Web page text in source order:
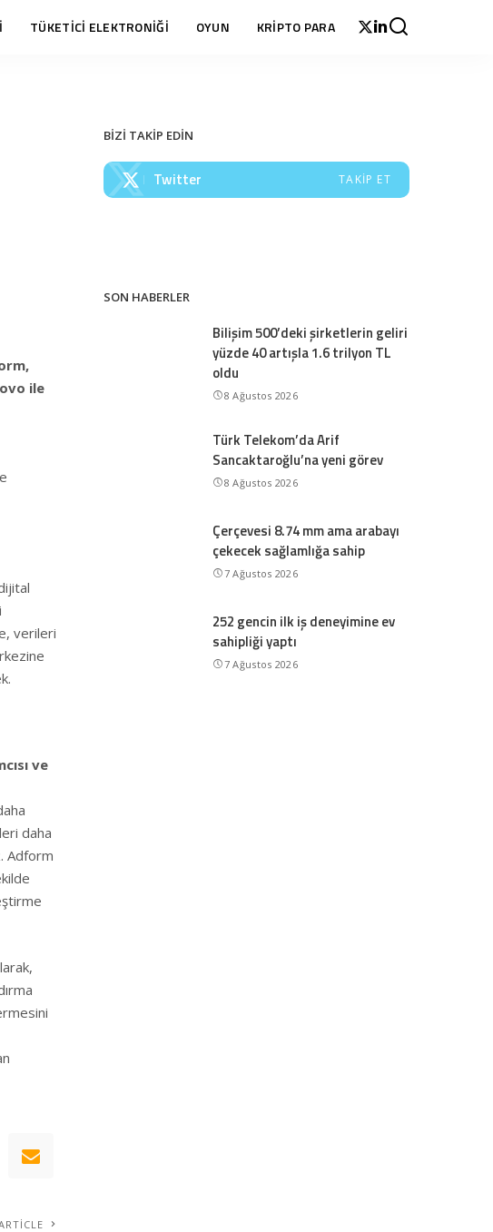
TÜKETİCİ ELEKTRONİĞİ OYUN KRİPTO PARA
ile
verileri
ve
daha
Adform
BİZİ TAKİP EDİN
Twitter TAKIP ET
SON HABERLER
Bilişim 500’deki şirketlerin geliri
yüzde 40 artışla 1.6 trilyon TL
oldu
8 Ağustos 2026
Türk Telekom’da Arif
Sancaktaroğlu’na yeni görev
8 Ağustos 2026
Çerçevesi 8.74 mm ama arabayı
çekecek sağlamlığa sahip
7 Ağustos 2026
252 gencin ilk iş deneyimine ev
sahipliği yaptı
7 Ağustos 2026